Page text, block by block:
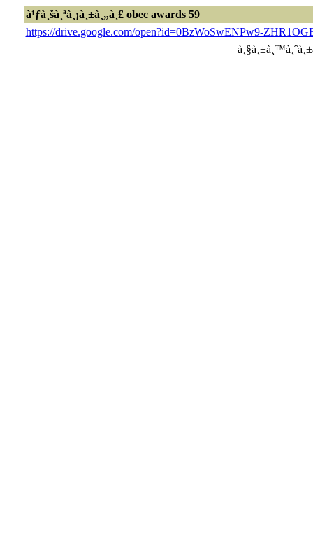
à¹ƒà¸šà¸ªà¸¡à¸±à¸„à¸£ obec awards 59
https://drive.google.com/open?id=0BzWoSwENPw9-